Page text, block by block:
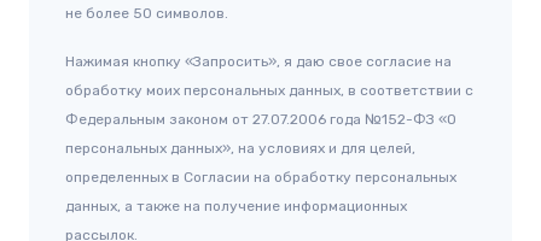
не более 50 символов.
Нажимая кнопку «Запросить», я даю свое согласие на
обработку моих персональных данных, в соответствии с
Федеральным законом от 27.07.2006 года №152-ФЗ «О
персональных данных», на условиях и для целей,
определенных в Согласии на обработку персональных
данных, а также на получение информационных
рассылок.